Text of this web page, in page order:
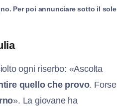
Per poi annunciare sotto il sole
ogni riserbo: «Ascolta
quello che provo. Forse
». La giovane ha